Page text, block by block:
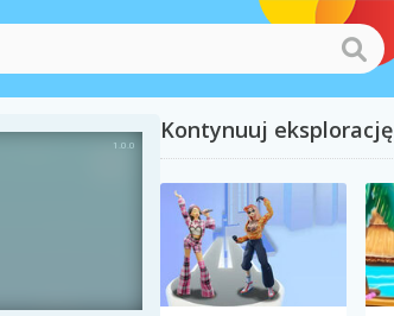
Kontynuuj eksplorację